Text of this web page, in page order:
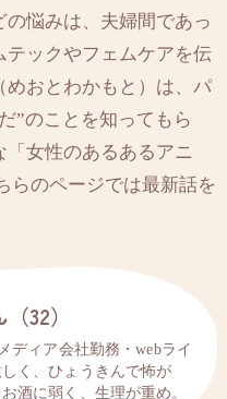
悩みは、夫婦間であっ
ックやフェムケアを伝
めおとわかもと）は、パ
”のことを知ってもら
女性のあるあるアニ
らのページでは最新話を
32）
ディア会社勤務・webライ
く、ひょうきんで怖が
酒に弱く、生理が重め。